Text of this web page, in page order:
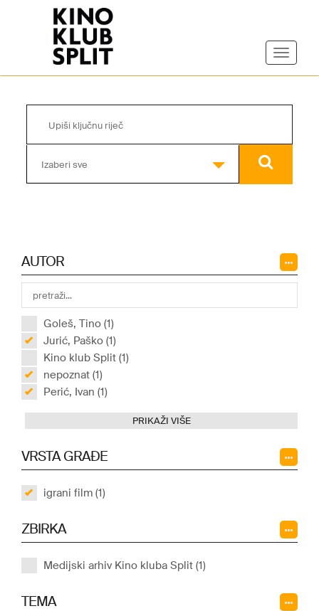
Izaberi sve
AUTOR
Goleš, Tino (1)
Jurić, Paško (1)
Kino klub Split (1)
nepoznat (1)
Perić, Ivan (1)
PRIKAŽI VIŠE
VRSTA GRAĐE
igrani film (1)
ZBIRKA
Medijski arhiv Kino kluba Split (1)
TEMA